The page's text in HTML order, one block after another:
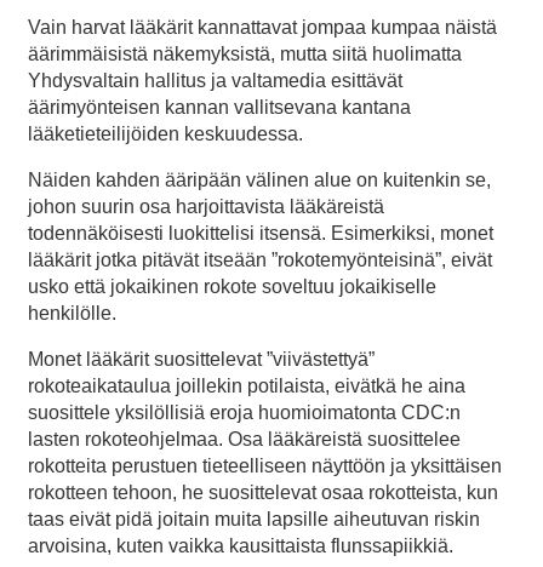
Vain harvat lääkärit kannattavat jompaa kumpaa näistä
äärimmäisistä näkemyksistä, mutta siitä huolimatta
Yhdysvaltain hallitus ja valtamedia esittävät
äärimyönteisen kannan vallitsevana kantana
lääketieteilijöiden keskuudessa.
Näiden kahden ääripään välinen alue on kuitenkin se,
johon suurin osa harjoittavista lääkäreistä
todennäköisesti luokittelisi itsensä. Esimerkiksi, monet
lääkärit jotka pitävät itseään ”rokotemyönteisinä”, eivät
usko että jokaikinen rokote soveltuu jokaikiselle
henkilölle.
Monet lääkärit suosittelevat ”viivästettyä”
rokoteaikataulua joillekin potilaista, eivätkä he aina
suosittele yksilöllisiä eroja huomioimatonta CDC:n
lasten rokoteohjelmaa. Osa lääkäreistä suosittelee
rokotteita perustuen tieteelliseen näyttöön ja yksittäisen
rokotteen tehoon, he suosittelevat osaa rokotteista, kun
taas eivät pidä joitain muita lapsille aiheutuvan riskin
arvoisina, kuten vaikka kausittaista flunssapiikkiä.